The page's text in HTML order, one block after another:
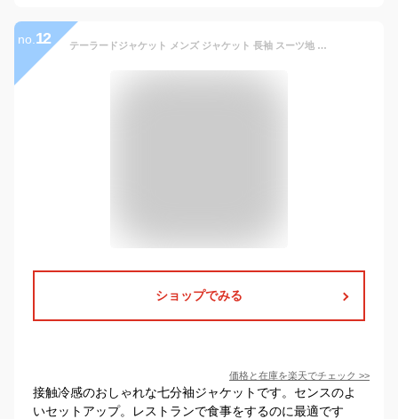
no. 12 テーラードジャケット メンズ ジャケット 長袖 スーツ地 無地 スーツ オフィスカジュアル リモートテレワーク オンオフ 春 春服 秋 秋服 メンズファッション 送料無料
ショップでみる
価格と在庫を楽天でチェック >>
接触冷感のおしゃれな七分袖ジャケットです。センスのよ
いセットアップ。レストランで食事をするのに最適です